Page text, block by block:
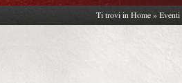
Ti trovi in Home » Eventi